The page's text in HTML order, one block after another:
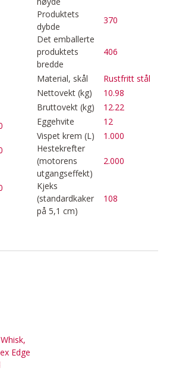
Produktets
dybde
370
Det emballerte
produktets
bredde
406
Material, skål
Rustfritt stål
Nettovekt (kg)
10.98
Bruttovekt (kg)
12.22
Eggehvite
12
Vispet krem (L)
1.000
Hestekrefter
(motorens
utgangseffekt)
2.000
Kjeks
(standardkaker
på 5,1 cm)
108
Edge